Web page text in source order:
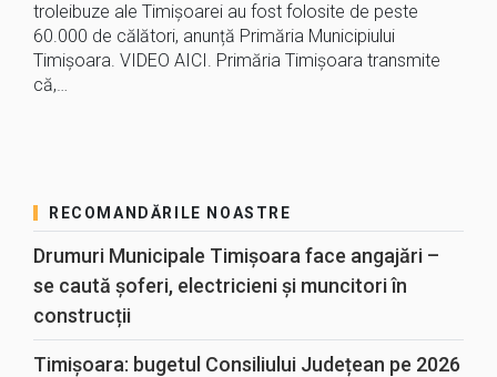
troleibuze ale Timișoarei au fost folosite de peste
60.000 de călători, anunță Primăria Municipiului
Timișoara. VIDEO AICI. Primăria Timișoara transmite
că,…
RECOMANDĂRILE NOASTRE
Drumuri Municipale Timișoara face angajări –
se caută șoferi, electricieni și muncitori în
construcții
Timișoara: bugetul Consiliului Județean pe 2026